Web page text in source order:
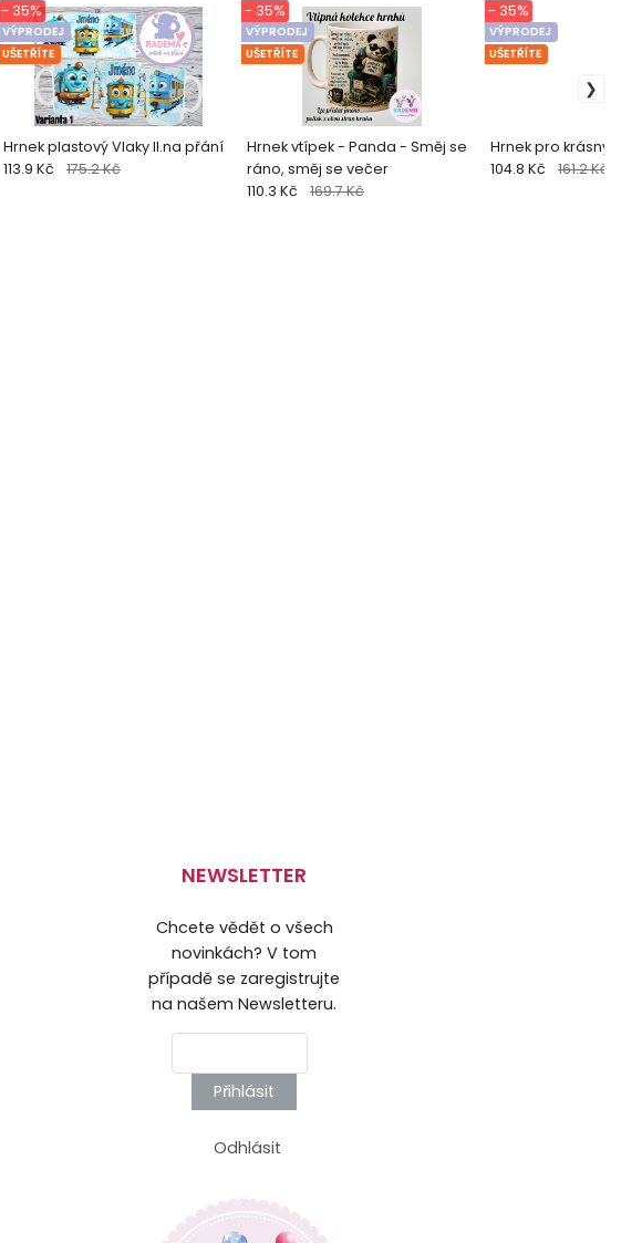
Hrnek plastový Vlaky II.na přání
VÝPRODEJ
UŠETŘÍTE
- 35%
113.9 Kč 175.2 Kč
Hrnek vtípek - Panda - Směj se
ráno, směj se večer
VÝPRODEJ
UŠETŘÍTE
- 35%
110.3 Kč 169.7 Kč
Hrnek pro krásný den
VÝPRODEJ
UŠETŘÍTE
- 35%
104.8 Kč 161.2 Kč
NEWSLETTER
Chcete vědět o všech
novinkách? V tom
případě se zaregistrujte
na našem Newsletteru.
Přihlásit
Odhlásit